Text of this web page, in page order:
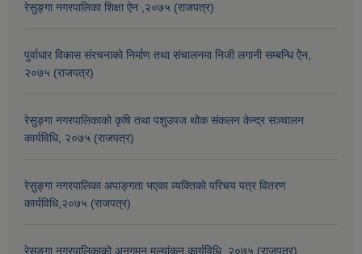
रेसुङ्गा नगरपालिका शिक्षा ऐन ,२०७५ (राजपत्र)
पुर्वाधार विकास संरचनाको निर्माण तथा स‌ंचालनमा निजी लगानी सम्बन्धि ऐेन,
२०७५ (राजपत्र)
रेसुङ्गा नगरपालिकाको कृषि तथा पशुउपज थोक संकलन केन्द्र सञ्चालन
कार्यविधि, २०७५ (राजपत्र)
रेसुङ्गा नगरपालिका अपाङ्गता भएका व्यक्तिको परिचय पत्र वितरण
कार्यविधि,२०७५ (राजपत्र)
रेसुङ्गा नगरपालिकाको अनुगमन मुल्यांकन कार्यविधि, २०७५ (राजपत्र)